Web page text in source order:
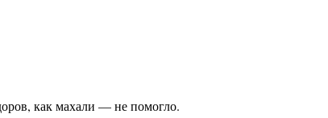
как махали — не помогло.